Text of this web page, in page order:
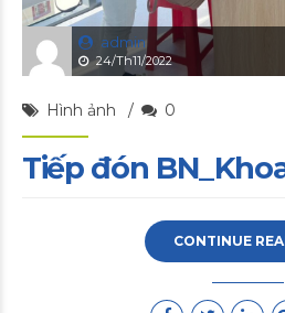
admin
24/Th11/2022
Hình ảnh 0
Tiếp đón
CONTINUE